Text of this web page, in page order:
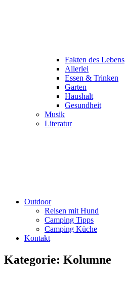
Fakten des Lebens
Allerlei
Essen & Trinken
Garten
Haushalt
Gesundheit
Musik
Literatur
Outdoor
Reisen mit Hund
Camping Tipps
Camping Küche
Kontakt
Kategorie: Kolumne